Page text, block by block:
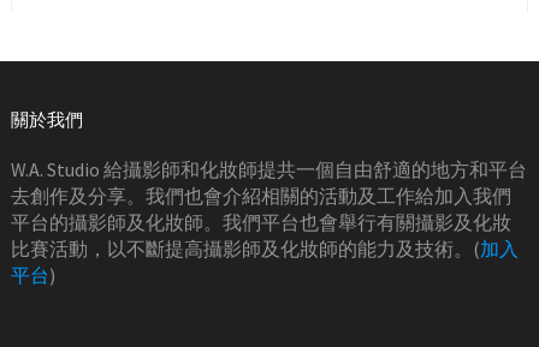
關於我們
W.A. Studio 給攝影師和化妝師提共一個自由舒適的地方和平台
去創作及分享。我們也會介紹相關的活動及工作給加入我們
平台的攝影師及化妝師。我們平台也會舉行有關攝影及化妝
比賽活動，以不斷提高攝影師及化妝師的能力及技術。(加入
平台)